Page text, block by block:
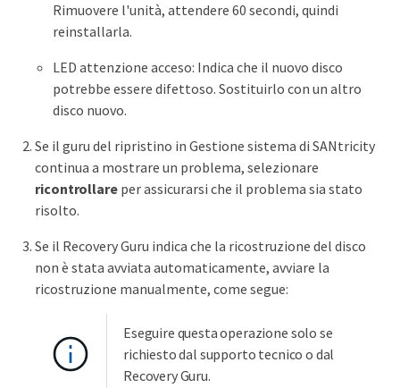
Rimuovere l'unità, attendere 60 secondi, quindi
reinstallarla.
LED attenzione acceso: Indica che il nuovo disco
potrebbe essere difettoso. Sostituirlo con un altro
disco nuovo.
Se il guru del ripristino in Gestione sistema di SANtricity
continua a mostrare un problema, selezionare
ricontrollareper assicurarsi che il problema sia stato
risolto.
Se il Recovery Guru indica che la ricostruzione del disco
non è stata avviata automaticamente, avviare la
ricostruzione manualmente, come segue:
Eseguire questa operazione solo se
richiesto dal supporto tecnico o dal
Recovery Guru.